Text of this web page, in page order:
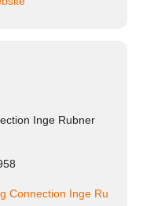
Inge Rubner
Connection Inge Ru